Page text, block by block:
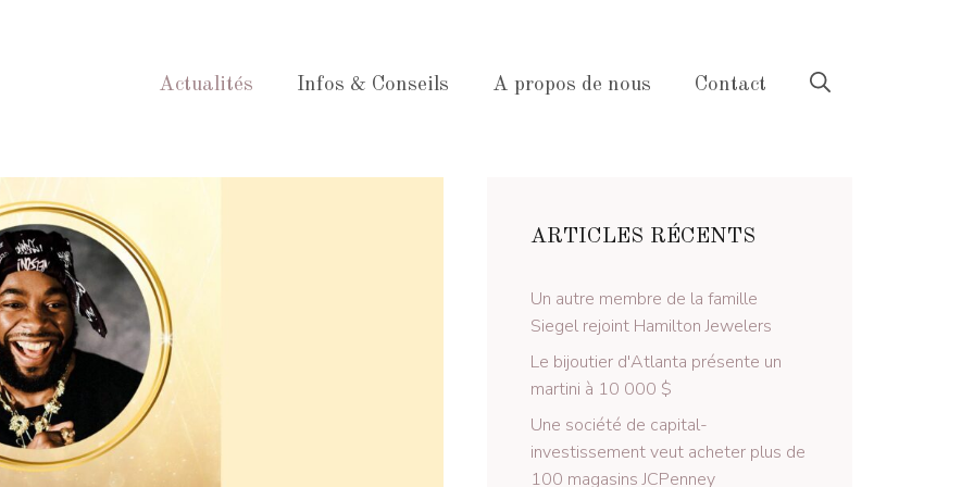
Actualités Infos & Conseils A propos de nous Contact
ARTICLES RÉCENTS
Un autre membre de la famille
Siegel rejoint Hamilton Jewelers
Le bijoutier d'Atlanta présente un
martini à 10 000 $
Une société de capital-
investissement veut acheter plus de
100 magasins JCPenney